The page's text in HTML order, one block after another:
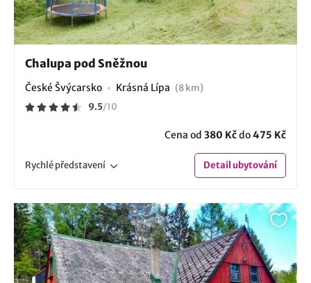
Chalupa pod Sněžnou
České Švýcarsko Krásná Lípa (8 km)
9.5/10
Cena od 380 Kčdo475 Kč
Rychlépředstavení Detailubytování